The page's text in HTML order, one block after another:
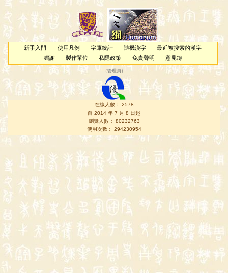
新手入門 使用凡例 字庫統計 隨機漢字
最近被搜索的漢字
鳴謝
製作單位 私隱政策 免責聲明 意見簿
（管理員 ）
在線人數： 2578
自 2014 年 7 月 8 日起
瀏覽人數： 80232763
使用次數： 294230954